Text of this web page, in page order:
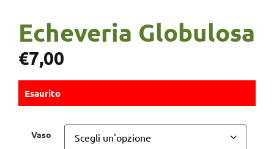
Echeveria Globulosa
€7,00
Esaurito
Vaso